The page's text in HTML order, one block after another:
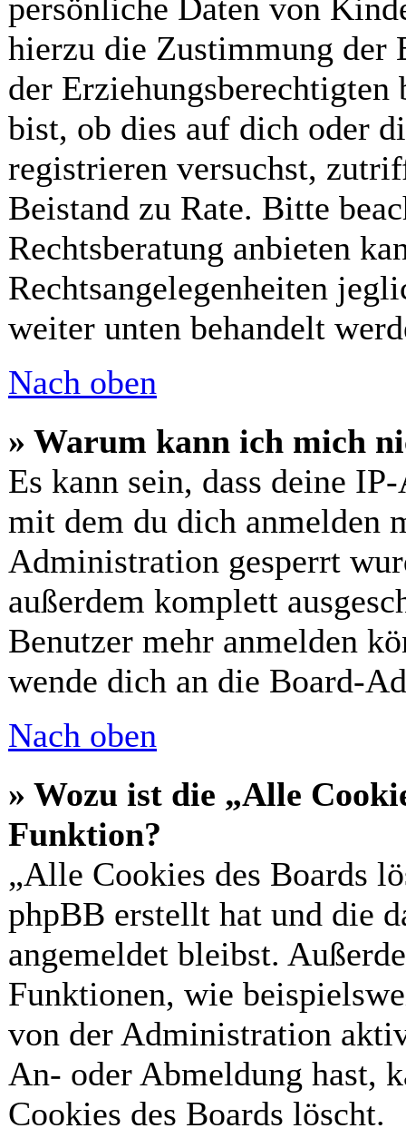
persönliche Daten von
hierzu die Zustimmung der
der
bist, ob dies auf dich oder
registrieren versuchst,
Beistand zu Rate. Bitte
Rechtsberatung anbieten
Rechtsangelegenheiten
weiter unten behandelt
Nach oben
» Warum kann ich mich
Es kann sein, dass deine
mit dem du dich anmelden
Administration gesperrt
außerdem komplett
Benutzer mehr anmelden
wende dich an die Board-
Nach oben
» Wozu ist die „Alle
Funktion?
„Alle Cookies des Boards
phpBB erstellt hat und die
angemeldet bleibst.
Funktionen, wie
von der Administration
An- oder Abmeldung hast,
Cookies des Boards löscht.